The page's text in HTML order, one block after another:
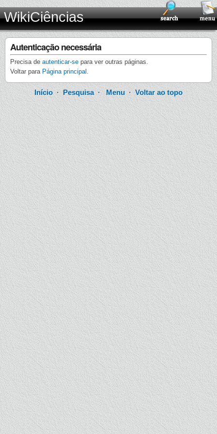
WikiCiências
Autenticação necessária
Precisa de autenticar-se para ver outras páginas.
Voltar para Página principal .
Início · Pesquisa·Menu ·Voltar ao topo